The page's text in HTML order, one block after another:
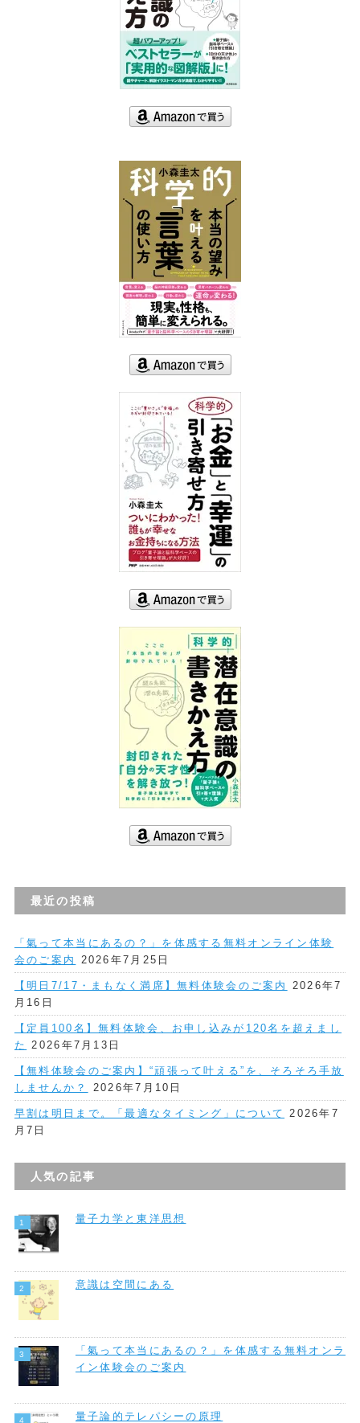
最近の投稿
「氣って本当にあるの？」を体感する無料オンライン体験
会のご案内
2026年7月25日
【明日7/17・まもなく満席】無料体験会のご案内
2026年7
月16日
【定員100名】無料体験会、お申し込みが120名を超えまし
た
2026年7月13日
【無料体験会のご案内】“頑張って叶える”を、そろそろ手放
しませんか？
2026年7月10日
早割は明日まで。「最適なタイミング」について
2026年7
月7日
人気の記事
量子力学と東洋思想
意識は空間にある
「氣って本当にあるの？」を体感する無料オンラ
イン体験会のご案内
量子論的テレパシーの原理